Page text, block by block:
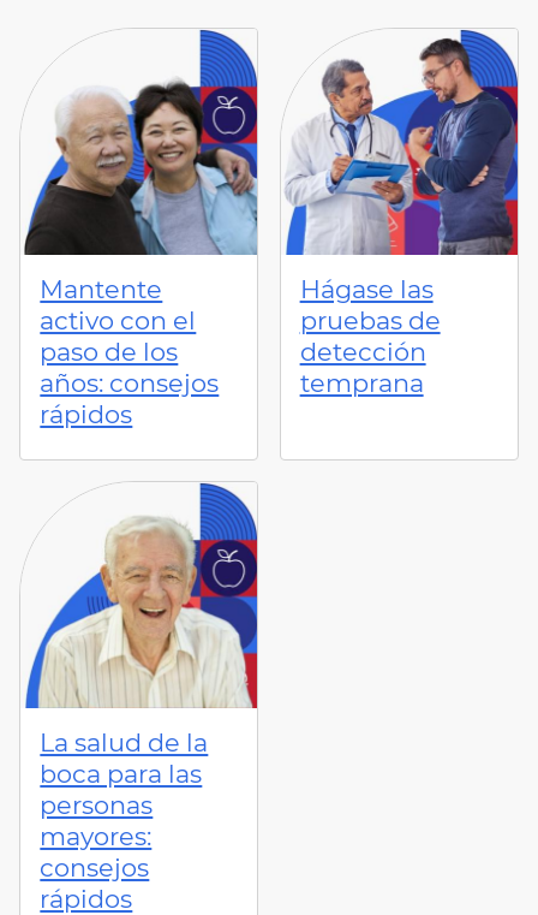
Mantente
activo con el
paso de los
años: consejos
rápidos
Hágase las
pruebas de
detección
temprana
La salud de la
boca para las
personas
mayores:
consejos
rápidos